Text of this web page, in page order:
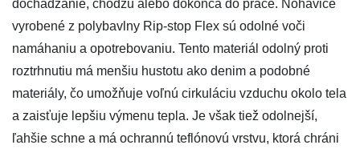
dochádzanie, chôdzu alebo dokonca do práce. Nohavice
vyrobené z polybavlny Rip-stop Flex sú odolné voči
namáhaniu a opotrebovaniu. Tento materiál odolný proti
roztrhnutiu má menšiu hustotu ako denim a podobné
materiály, čo umožňuje voľnú cirkuláciu vzduchu okolo tela
a zaisťuje lepšiu výmenu tepla. Je však tiež odolnejší,
ľahšie schne a má ochrannú teflónovú vrstvu, ktorá chráni